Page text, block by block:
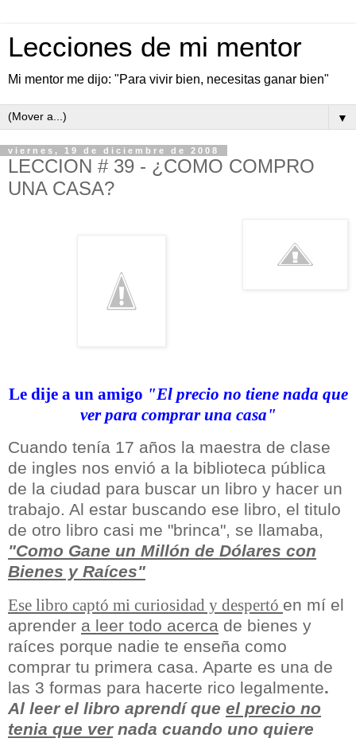
Lecciones de mi mentor
Mi mentor me dijo: "Para vivir bien, necesitas ganar bien"
▼
viernes, 19 de diciembre de 2008
LECCION # 39 - ¿COMO COMPRO
UNA CASA?
Le dije a un amigo "El precio no tiene nada que
ver para comprar una casa"
Cuando tenía 17 años la maestra de clase
de ingles nos envió a la biblioteca pública
de la ciudad para buscar un libro y hacer un
trabajo. Al estar buscando ese libro, el titulo
de otro libro casi me "brinca", se llamaba,
"Como Gane un Millón de Dólares con
Bienes y Raíces"
Ese libro captó mi curiosidad y despertó en mí el
aprender a leer todo acerca de bienes y
raíces porque nadie te enseña como
comprar tu primera casa. Aparte es una de
las 3 formas para hacerte rico legalmente.
Al leer el libro aprendí que el precio no
tenia que vernada cuando uno quiere